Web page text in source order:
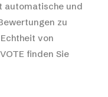
automatische und
zu
von
finden Sie